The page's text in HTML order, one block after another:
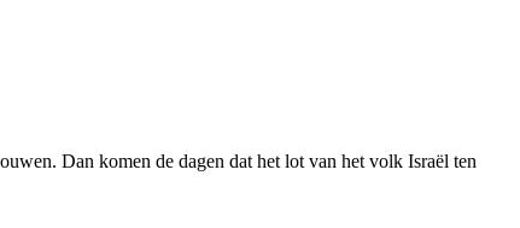
Dan komen de dagen dat het lot van het volk Israël ten